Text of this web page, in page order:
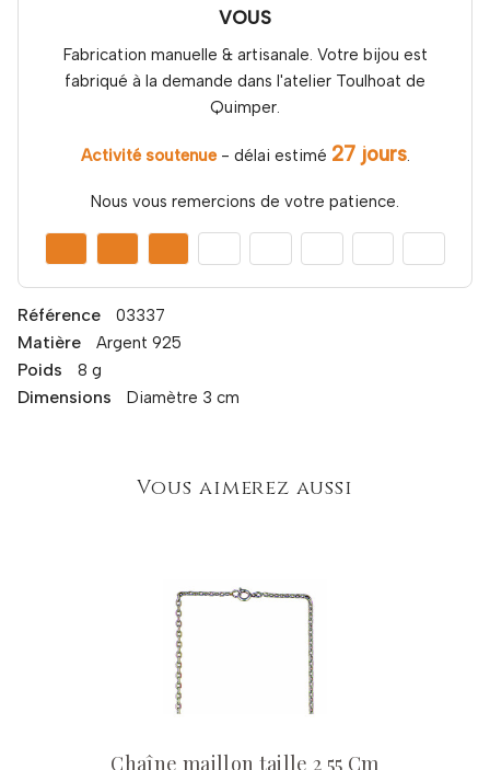
VOUS
Fabrication manuelle & artisanale. Votre bijou est
fabriqué à la demande dans l'atelier Toulhoat de
Quimper.
Activité soutenue- délai estimé 27 jours.
Nous vous remercions de votre patience.
Référence 03337
Matière Argent 925
Poids 8 g
Dimensions Diamètre 3 cm
Vous aimerez aussi
Chaîne maillon taille 2 55 Cm